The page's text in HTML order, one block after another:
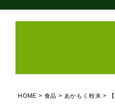
HOME 食品 あかもく粉末